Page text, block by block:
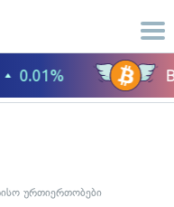
ურთიერთობები